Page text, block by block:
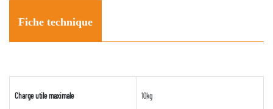
Fiche technique
Charge utile maximale 10kg